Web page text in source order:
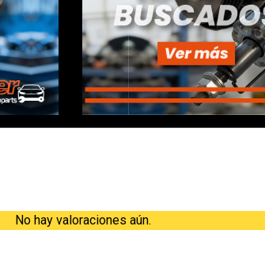
No hay valoraciones aún.